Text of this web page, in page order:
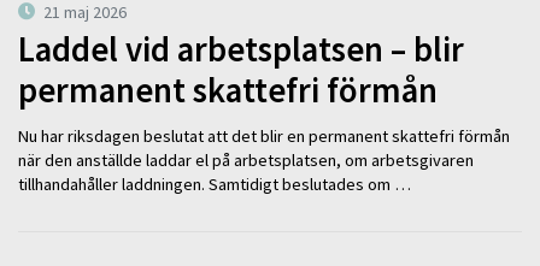
21 maj 2026
Laddel vid arbetsplatsen – blir
permanent skattefri förmån
Nu har riksdagen beslutat att det blir en permanent skattefri förmån
när den anställde laddar el på arbetsplatsen, om arbetsgivaren
tillhandahåller laddningen. Samtidigt beslutades om …